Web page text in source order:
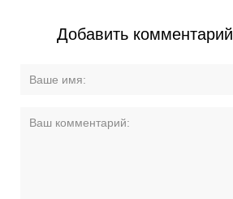
Добавить комментарий